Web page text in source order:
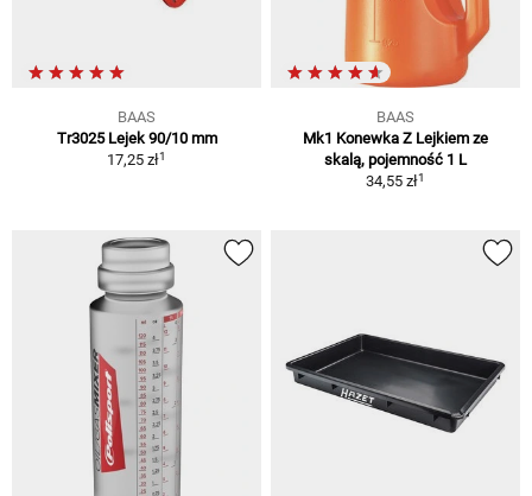
BAAS
Tr3025 Lejek 90/10 mm
17,25 zł1
BAAS
Mk1 Konewka Z Lejkiem ze
skalą, pojemność 1 L
34,55 zł1